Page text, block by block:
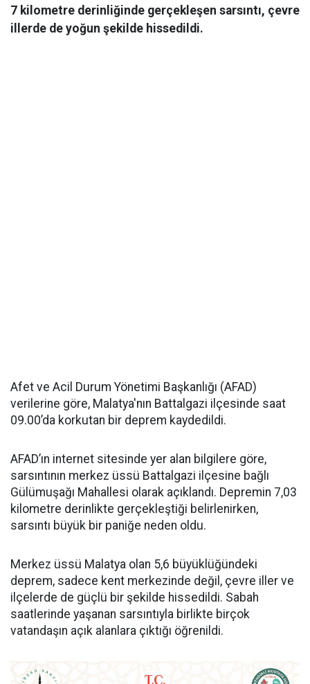
7 kilometre derinliğinde gerçekleşen sarsıntı, çevre
illerde de yoğun şekilde hissedildi.
Afet ve Acil Durum Yönetimi Başkanlığı (AFAD)
verilerine göre, Malatya'nın Battalgazi ilçesinde saat
09.00’da korkutan bir deprem kaydedildi.
AFAD’ın internet sitesinde yer alan bilgilere göre,
sarsıntının merkez üssü Battalgazi ilçesine bağlı
Gülümuşağı Mahallesi olarak açıklandı. Depremin 7,03
kilometre derinlikte gerçekleştiği belirlenirken,
sarsıntı büyük bir paniğe neden oldu.
Merkez üssü Malatya olan 5,6 büyüklüğündeki
deprem, sadece kent merkezinde değil, çevre iller ve
ilçelerde de güçlü bir şekilde hissedildi. Sabah
saatlerinde yaşanan sarsıntıyla birlikte birçok
vatandaşın açık alanlara çıktığı öğrenildi.